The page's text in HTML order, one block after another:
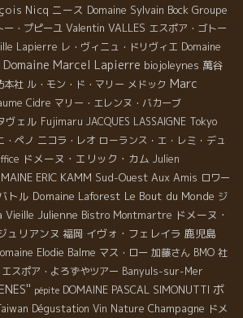
Nicq ニース Domaine Sylvain Bock Groupe
ー・プピーユ Valentin VALLES エスポア・ゴトー
Lapierre レ・ヴィニュ・ドリヴィエ Domaine
Domaine Marcel Lapierre biojoleynes 萬谷
本社 ル・モン・ド・マリー メドック Marc
Cidre マリー・エレンヌ・バカーブ
ヴェル Fujimaru JACQUES LASSAIGNE Tokyo
・ペノ ニコラ・レオ ローランス・エ・レミ・デュ
ドメーヌ・エリック・カム Julien
ERIC KAMM Sud-Ouest Aux Amis ロワー
トル Domaine Laforest Le Bout du Monde ジ
Vieille Julienne Bistro Montmartre ドメーヌ・
ュリアンヌ 福岡 イヴォ・フェレイラ 鹿児島
Elodie Balme マス・ロー 加藤さん BMO 社
エスポア・よろずやツアー Banyuls-sur-Mer
pépite DOMAINE PASCAL SIMONUTTI ボ
Dégustation Vin Nature Champagne ドメ